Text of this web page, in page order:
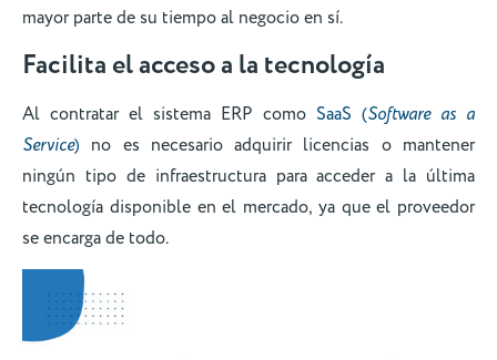
mayor parte de su tiempo al negocio en sí.
Facilita el acceso a la tecnología
Al contratar el sistema ERP como SaaS (Software as a
Service) no es necesario adquirir licencias o mantener
ningún tipo de infraestructura para acceder a la última
tecnología disponible en el mercado, ya que el proveedor
se encarga de todo.